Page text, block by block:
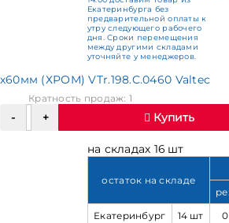
Екатеринбурга без
предварительной оплаты к
утру следующего рабочего
дня. Сроки перемещения
между другими складами
уточняйте у менеджеров.
(ХРОМ) VTr.198.C.0460 Valtec
Кратность продаж: 1
Купить
на складах 16 шт
остаток на складе
Екатеринбург
14 шт